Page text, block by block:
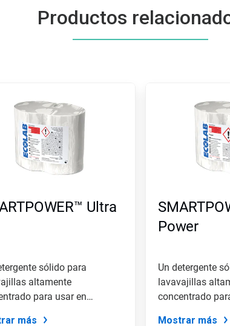
Productos
Ultra
sólido para
altamente
para usar en
más
Power
Un detergente
lavavajillas
concentrado
Mostrar más